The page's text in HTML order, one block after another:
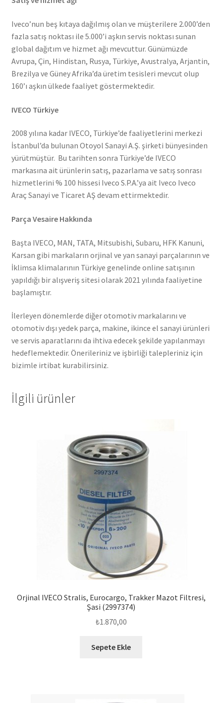
Iveco’nun beş kıtaya dağılmış olan ve müşterilere 2.000’den
fazla satış noktası ile 5.000’i aşkın servis noktası sunan
global dağıtım ve hizmet ağı mevcuttur. Günümüzde
Avrupa, Çin, Hindistan, Rusya, Türkiye, Avustralya, Arjantin,
Brezilya ve Güney Afrika’da üretim tesisleri mevcut olup
160’ı aşkın ülkede faaliyet göstermektedir.
IVECO Türkiye
2008 yılına kadar IVECO, Türkiye’de faaliyetlerini merkezi
İstanbul’da bulunan Otoyol Sanayi A.Ş. şirketi bünyesinden
yürütmüştür. Bu tarihten sonra Türkiye’de IVECO
markasına ait ürünlerin satış, pazarlama ve satış sonrası
hizmetlerini % 100 hissesi Iveco S.P.A.’ya ait Iveco Iveco
Araç Sanayi ve Ticaret AŞ devam ettirmektedir.
Parça Vesaire Hakkında
Başta IVECO, MAN, TATA, Mitsubishi, Subaru, HFK Kanuni,
Karsan gibi markaların orjinal ve yan sanayi parçalarının ve
İklimsa klimalarının Türkiye genelinde online satışının
yapıldığı bir alışveriş sitesi olarak 2021 yılında faaliyetine
başlamıştır.
İlerleyen dönemlerde diğer otomotiv markalarını ve
otomotiv dışı yedek parça, makine, ikince el sanayi ürünleri
ve servis aparatlarını da ihtiva edecek şekilde yapılanmayı
hedeflemektedir. Önerileriniz ve işbirliği talepleriniz için
bizimle irtibat kurabilirsiniz.
İlgili ürünler
Orjinal IVECO Stralis, Eurocargo, Trakker Mazot Filtresi,
Şasi (2997374)
₺1.870,00
Sepete Ekle